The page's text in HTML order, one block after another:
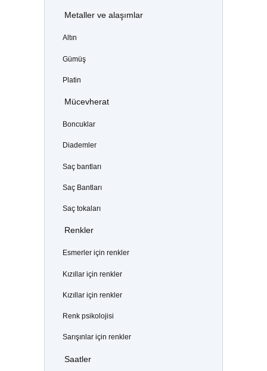
Metaller ve alaşımlar
Altın
Gümüş
Platin
Mücevherat
Boncuklar
Diademler
Saç bantları
Saç Bantları
Saç tokaları
Renkler
Esmerler için renkler
Kızıllar için renkler
Kızıllar için renkler
Renk psikolojisi
Sarışınlar için renkler
Saatler